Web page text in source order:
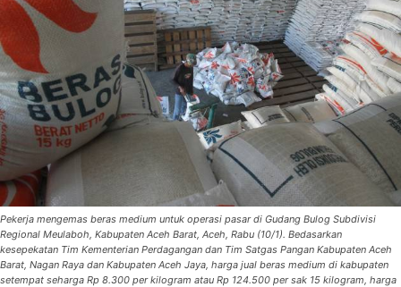
Pekerja mengemas beras medium untuk operasi pasar di Gudang Bulog Subdivisi
Regional Meulaboh, Kabupaten Aceh Barat, Aceh, Rabu (10/1). Bedasarkan
kesepekatan Tim Kementerian Perdagangan dan Tim Satgas Pangan Kabupaten Aceh
Barat, Nagan Raya dan Kabupaten Aceh Jaya, harga jual beras medium di kabupaten
setempat seharga Rp 8.300 per kilogram atau Rp 124.500 per sak 15 kilogram, harga